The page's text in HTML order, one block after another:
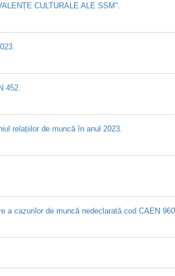
CULTURALE ALE SSM".
452.
relațiilor de muncă în anul 2023.
a cazurilor de muncă nedeclarată cod CAEN